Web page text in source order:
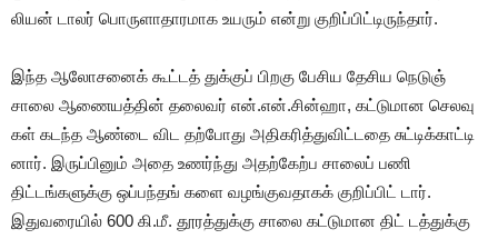
லியன் டாலர் பொருளாதாரமாக உயரும் என்று குறிப்பிட்டிருந்தார்.
இந்த ஆலோசனைக் கூட்டத் துக்குப் பிறகு பேசிய தேசிய நெடுஞ்
சாலை ஆணையத்தின் தலைவர் என்.என்.சின்ஹா, கட்டுமான செலவு
கள் கடந்த ஆண்டை விட தற்போது அதிகரித்துவிட்டதை சுட்டிக்காட்டி
னார். இருப்பினும் அதை உணர்ந்து அதற்கேற்ப சாலைப் பணி
திட்டங்களுக்கு ஒப்பந்தங் களை வழங்குவதாகக் குறிப்பிட் டார்.
இதுவரையில் 600 கி.மீ. தூரத்துக்கு சாலை கட்டுமான திட் டத்துக்கு